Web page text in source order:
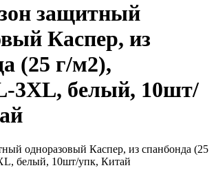
защитный
Каспер, из
(25 г/м2),
3XL, белый, 10шт/
одноразовый Каспер, из спанбонда (25
белый, 10шт/упк, Китай